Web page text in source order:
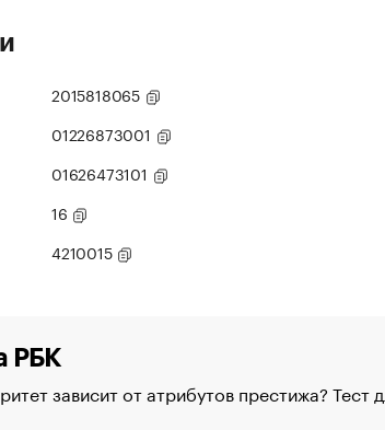
2015818065
01226873001
01626473101
16
4210015
РБК
зависит от атрибутов престижа? Тест